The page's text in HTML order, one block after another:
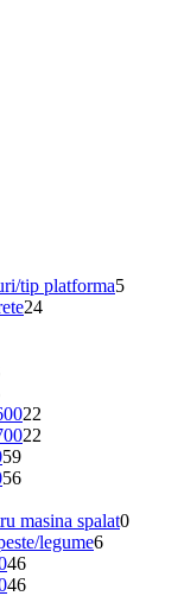
tip platforma5
24
22
22
59
56
masina spalat0
legume6
46
46